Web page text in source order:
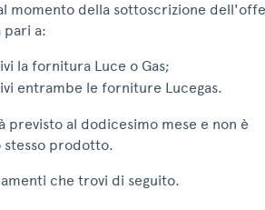
momento della sottoscrizione
a:
la fornitura Luce o Gas;
entrambe le forniture Lucegas.
previsto al dodicesimo mese e non è
prodotto.
che trovi di seguito.